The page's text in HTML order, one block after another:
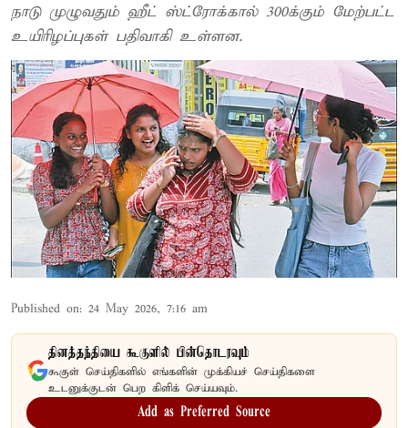
நாடு முழுவதும் ஹீட் ஸ்ட்ரோக்கால் 300க்கும் மேற்பட்ட
உயிரிழப்புகள் பதிவாகி உள்ளன.
Published on: 24 May 2026, 7:16 am
தினத்தந்தியை கூகுளில் பின்தொடரவும்
கூகுள் செய்திகளில் எங்களின் முக்கியச் செய்திகளை
உடனுக்குடன் பெற கிளிக் செய்யவும்.
Add as Preferred Source